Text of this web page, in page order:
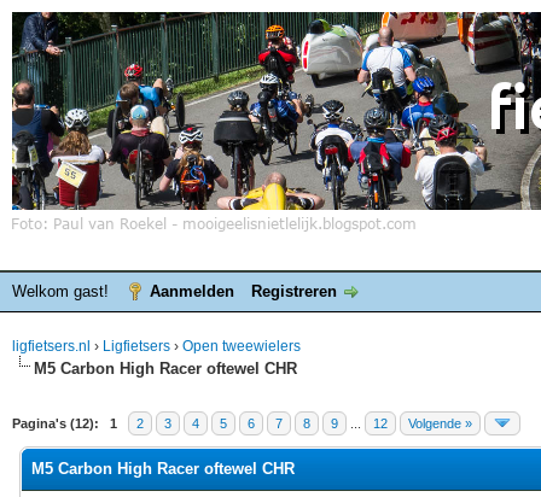
Welkom gast! Aanmelden Registreren
ligfietsers.nl › Ligfietsers › Open tweewielers
M5 Carbon High Racer oftewel CHR
Pagina's (12): 1 2 3 4 5 6 7 8 9 12 Volgende »
waardering is 0
M5 Carbon High Racer oftewel CHR